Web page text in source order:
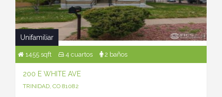
Unifamiliar
1455 sqft 4 cuartos 2 baños
200 E WHITE AVE
TRINIDAD, CO 81082